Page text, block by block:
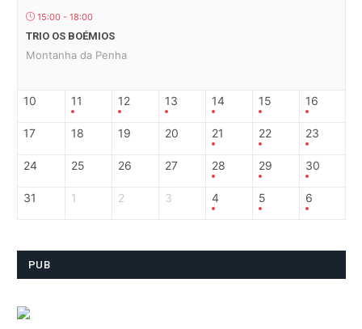
15:00 - 18:00
TRIO OS BOÉMIOS
Montanha da Penha
10 11 12 13 14 15 16
17 18 19 20 21 22 23
24 25 26 27 28 29 30
31 1 2 3 4 5 6
PUB